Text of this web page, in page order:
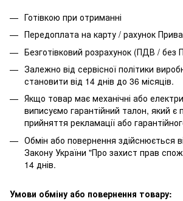
Готівкою при отриманні
Передоплата на карту / рахунок
Безготівковий розрахунок (ПДВ / без
Залежно від сервісної політики
становити від 14 днів до 36 місяців.
Якщо товар має механічні або
виписуємо гарантійний талон, який є
прийняття рекламації або
Обмін або повернення здійснюється
Закону України "Про захист прав
14 днів.
Умови обміну або повернення товару: